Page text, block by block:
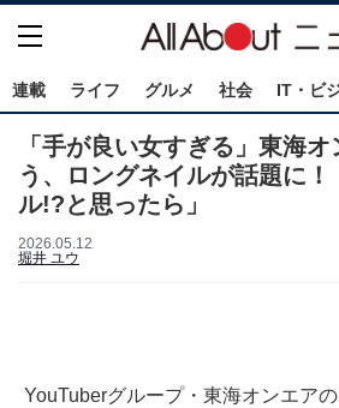
連載 ライフ グルメ 社会 IT・ビ
「手が良い女すぎる」東海
う、ロングネイルが話題に！
ル!?と思ったら」
2026.05.12
堀井 ユウ
YouTuberグループ・東海オンエア